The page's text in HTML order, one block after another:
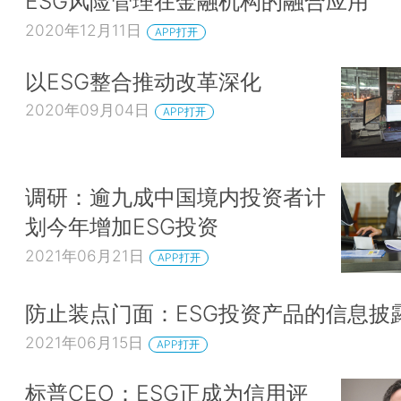
2020年12月11日 APP打开
以ESG整合推动改革深化
2020年09月04日 APP打开
调研：逾九成中国境内投资者计
划今年增加ESG投资
2021年06月21日 APP打开
防止装点门面：ESG投资产品的信息
2021年06月15日 APP打开
标普CEO：ESG正成为信用评